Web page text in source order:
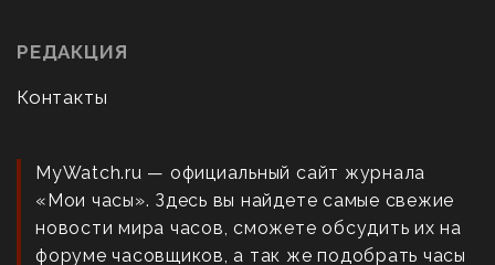
РЕДАКЦИЯ
Контакты
MyWatch.ru — официальный сайт журнала
«Мои часы». Здесь вы найдете самые свежие
новости мира часов, сможете обсудить их на
форуме часовщиков, а так же подобрать часы